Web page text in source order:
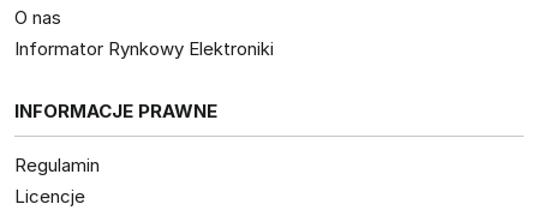
O nas
Informator Rynkowy Elektroniki
INFORMACJE PRAWNE
Regulamin
Licencje